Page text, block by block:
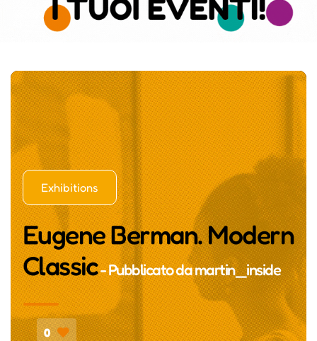
Exhibitions
Eugene Berman. Modern
Classic- Pubblicato damartin_inside
0